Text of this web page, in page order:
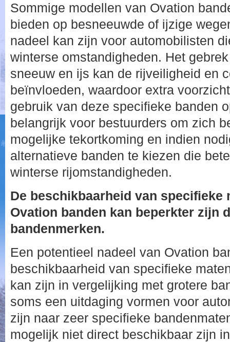
Sommige modellen van Ovation
bieden op besneeuwde of ijzige
nadeel kan zijn voor automobilisten
winterse omstandigheden. Het
sneeuw en ijs kan de rijveiligheid en
beïnvloeden, waardoor extra
gebruik van deze specifieke banden
belangrijk voor bestuurders om zich
mogelijke tekortkoming en indien
alternatieve banden te kiezen die
winterse rijomstandigheden.
De beschikbaarheid van specifieke
Ovation banden kan beperkter zijn
bandenmerken.
Een potentieel nadeel van Ovation
beschikbaarheid van specifieke
kan zijn in vergelijking met grotere
soms een uitdaging vormen voor
zijn naar zeer specifieke
mogelijk niet direct beschikbaar zijn